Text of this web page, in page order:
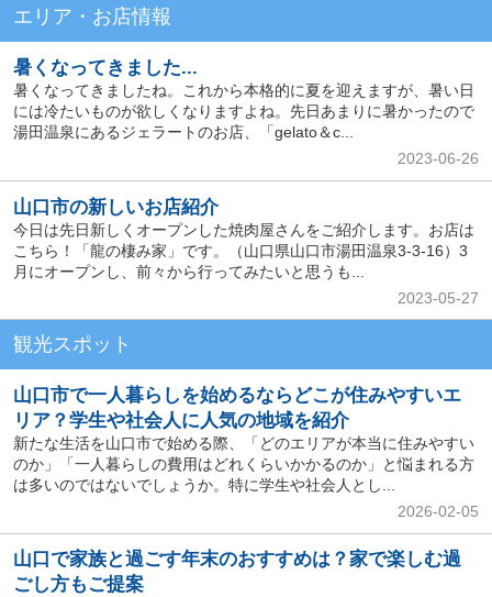
エリア・お店情報
暑くなってきました...
暑くなってきましたね。これから本格的に夏を迎えますが、暑い日
には冷たいものが欲しくなりますよね。先日あまりに暑かったので
湯田温泉にあるジェラートのお店、「gelato＆c...
2023-06-26
山口市の新しいお店紹介
今日は先日新しくオープンした焼肉屋さんをご紹介します。お店は
こちら！「龍の棲み家」です。（山口県山口市湯田温泉3-3-16）3
月にオープンし、前々から行ってみたいと思うも...
2023-05-27
観光スポット
山口市で一人暮らしを始めるならどこが住みやすいエ
リア？学生や社会人に人気の地域を紹介
新たな生活を山口市で始める際、「どのエリアが本当に住みやすい
のか」「一人暮らしの費用はどれくらいかかるのか」と悩まれる方
は多いのではないでしょうか。特に学生や社会人とし...
2026-02-05
山口で家族と過ごす年末のおすすめは？家で楽しむ過
ごし方もご提案